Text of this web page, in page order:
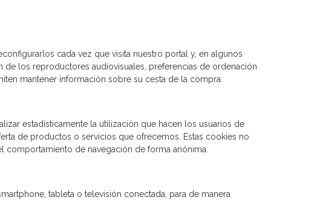
cada vez que visita nuestro portal y, en algunos
los reproductores audiovisuales, preferencias de ordenación
mantener información sobre su cesta de la compra.
estadísticamente la utilización que hacen los usuarios de
de productos o servicios que ofrecemos. Estas cookies no
comportamiento de navegación de forma anónima.
tableta o televisión conectada, para de manera